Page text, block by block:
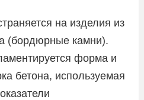
на изделия из
(бордюрные камни).
форма и
бетона, используемая